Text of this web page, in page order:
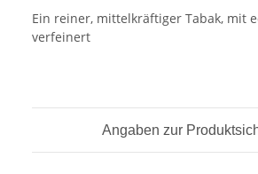
Ein reiner, mittelkräftiger Tabak, mit
verfeinert
Angaben zur